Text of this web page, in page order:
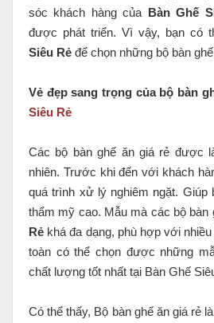
sóc khách hàng của Bàn Ghế
được phát triển. Vì vậy, bạn có
Siêu Rẻ để chọn những bộ bàn
Vẻ đẹp sang trọng của bộ bàn
Siêu Rẻ
Các bộ bàn ghế ăn giá rẻ được
nhiên. Trước khi đến với khách
quá trình xử lý nghiêm ngặt. Giúp
thẩm mỹ cao. Mẫu mà các bộ bàn
Rẻ khá đa dạng, phù hợp với
toàn có thể chọn được những
chất lượng tốt nhất tại Bàn Ghế
Có thể thấy, Bộ bàn ghế ăn giá rẻ